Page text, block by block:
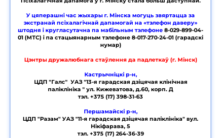
У цяперашні час жыхары г. Мінска могуць звяртацца за
экстранай псіхалагічнай дапамогай на «тэлефон даверу»
штодня і кругласутачна па мабільным тэлефоне 8-029-899-04-
01 (МТС) і па стацыянарным тэлефоне 8-017-270-24-01 (гарадскі
нумар)
Цэнтры дружалюбнага стаўлення да падлеткаў (г. Мінск)
Кастрычніцкі р-н,
ЦДП "Галс" УАЗ "13-я гарадская дзіцячая клінічная
паліклініка " ул. Кижеватова, д.60, корп. Д
тэл. +375 (17) 398-31-63
Першамайскі р-н,
ЦДП "Разам" УАЗ "11-я гарадская дзіцячая паліклініка" вул.
Нікіфарава, 5
тэл. +375 (17) 264-36-39